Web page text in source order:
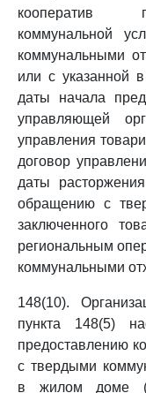
кооператив
коммунальной
коммунальными
или с указанной
даты начала
управляющей
управления
договор
даты
обращению с
заключенного
региональным
коммунальными
148(10).
пункта 148(5)
предоставлению
с твердыми
в жилом доме